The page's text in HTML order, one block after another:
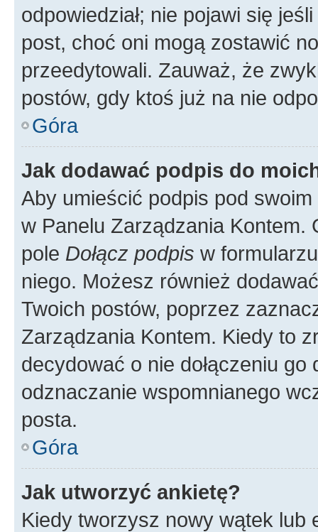
odpowiedział; nie pojawi się
post, choć oni mogą zostawić
przeedytowali. Zauważ, że
postów, gdy ktoś już na nie
Góra
Jak dodawać podpis do
Aby umieścić podpis pod
w Panelu Zarządzania
pole Dołącz podpis w
niego. Możesz również
Twoich postów, poprzez
Zarządzania Kontem. Kiedy to
decydować o nie dołączeniu
odznaczanie wspomnianego
posta.
Góra
Jak utworzyć ankietę?
Kiedy tworzysz nowy wątek lub